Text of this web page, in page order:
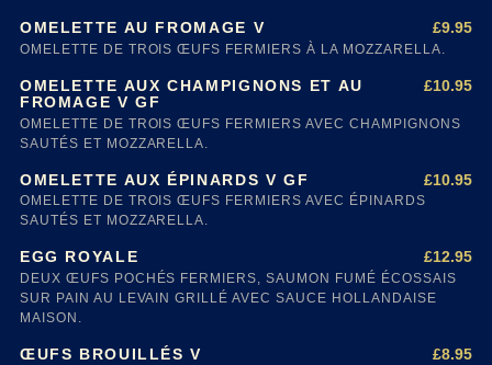
OMELETTE AU FROMAGE V £9.95
OMELETTE DE TROIS ŒUFS FERMIERS À LA MOZZARELLA.
OMELETTE AUX CHAMPIGNONS ET AU
FROMAGE V GF
£10.95
OMELETTE DE TROIS ŒUFS FERMIERS AVEC CHAMPIGNONS
SAUTÉS ET MOZZARELLA.
OMELETTE AUX ÉPINARDS V GF £10.95
OMELETTE DE TROIS ŒUFS FERMIERS AVEC ÉPINARDS
SAUTÉS ET MOZZARELLA.
EGG ROYALE £12.95
DEUX ŒUFS POCHÉS FERMIERS, SAUMON FUMÉ ÉCOSSAIS
SUR PAIN AU LEVAIN GRILLÉ AVEC SAUCE HOLLANDAISE
MAISON.
ŒUFS BROUILLÉS V £8.95